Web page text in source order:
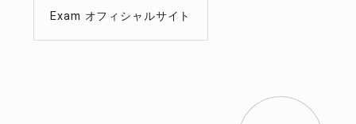
Exam オフィシャルサイト